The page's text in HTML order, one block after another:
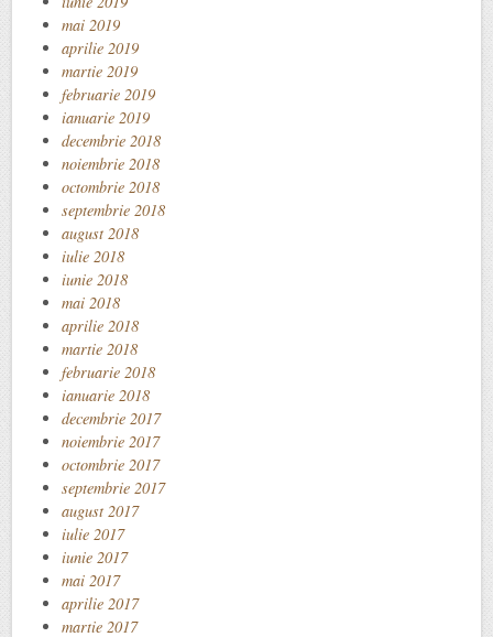
mai 2019
aprilie 2019
martie 2019
februarie 2019
ianuarie 2019
decembrie 2018
noiembrie 2018
octombrie 2018
septembrie 2018
august 2018
iulie 2018
iunie 2018
mai 2018
aprilie 2018
martie 2018
februarie 2018
ianuarie 2018
decembrie 2017
noiembrie 2017
octombrie 2017
septembrie 2017
august 2017
iulie 2017
iunie 2017
mai 2017
aprilie 2017
martie 2017